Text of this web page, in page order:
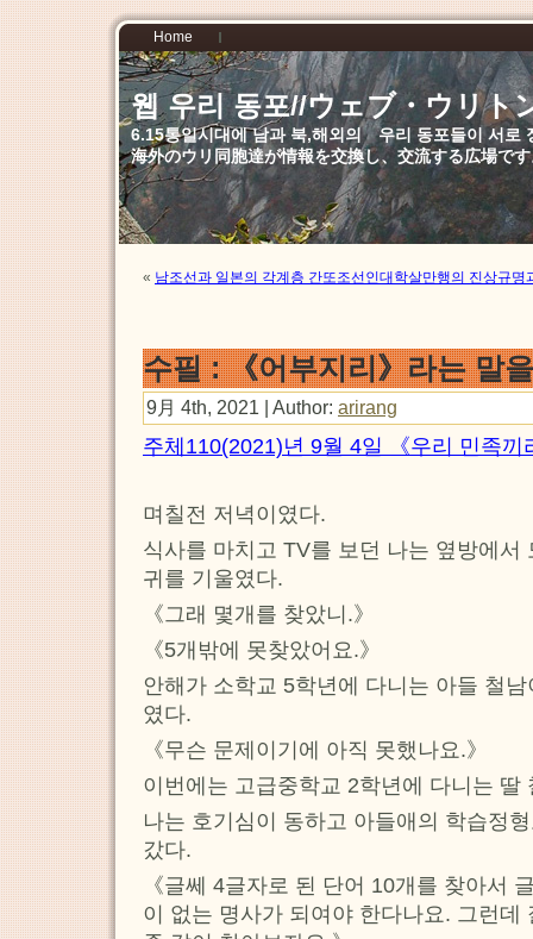
Home
웹 우리 동포//ウェブ・ウリト
6.15통일시대에 남과 북,해외의 우리 동포들이 서로
海外のウリ同胞達が情報を交換し、交流する広場で
« 남조선과 일본의 각계층 간또조선인대학살만행의 진상규명
수필 : 《어부지리》라는 말
9月 4th, 2021 | Author: arirang
주체110(2021)년 9월 4일 《우리 민족끼
며칠전 저녁이였다.
식사를 마치고 TV를 보던 나는 옆방에서
귀를 기울였다.
《그래 몇개를 찾았니.》
《5개밖에 못찾았어요.》
안해가 소학교 5학년에 다니는 아들 철
였다.
《무슨 문제이기에 아직 못했나요.》
이번에는 고급중학교 2학년에 다니는 딸
나는 호기심이 동하고 아들애의 학습정
갔다.
《글쎄 4글자로 된 단어 10개를 찾아서
이 없는 명사가 되여야 한다나요. 그런데